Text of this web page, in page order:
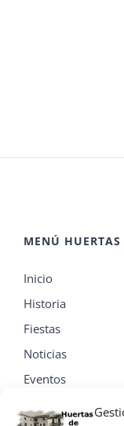
MENÚ HUERTAS
Inicio
Historia
Fiestas
Noticias
Eventos